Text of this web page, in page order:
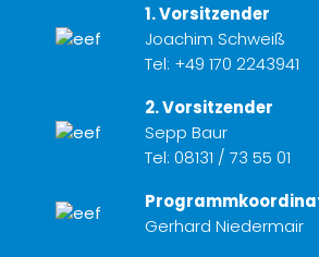
1. Vorsitzender
Joachim Schweiß
Tel: +49 170 2243941
2. Vorsitzender
Sepp Baur
Tel: 08131 / 73 55 01
Gerhard Niedermair